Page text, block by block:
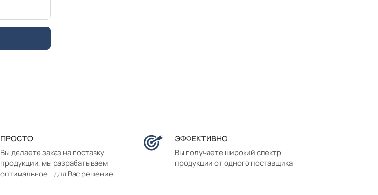
ПРОСТО
Вы делаете заказ на поставку
продукции, мы разрабатываем
оптимальное для Вас решение
ЭФФЕКТИВНО
Вы получаете широкий спектр
продукции от одного поставщика